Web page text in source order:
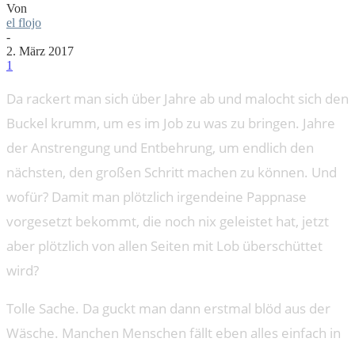
Von
el flojo
-
2. März 2017
1
Da rackert man sich über Jahre ab und malocht sich den
Buckel krumm, um es im Job zu was zu bringen. Jahre
der Anstrengung und Entbehrung, um endlich den
nächsten, den großen Schritt machen zu können. Und
wofür? Damit man plötzlich irgendeine Pappnase
vorgesetzt bekommt, die noch nix geleistet hat, jetzt
aber plötzlich von allen Seiten mit Lob überschüttet
wird?
Tolle Sache. Da guckt man dann erstmal blöd aus der
Wäsche. Manchen Menschen fällt eben alles einfach in